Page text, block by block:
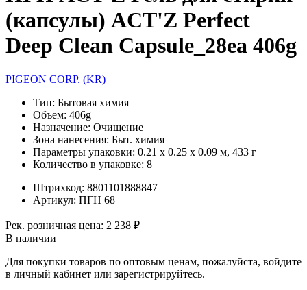
(капсулы) ACT'Z Perfect
Deep Clean Capsule_28ea 406g
PIGEON CORP. (KR)
Тип: Бытовая химия
Объем: 406g
Назначение: Очищение
Зона нанесения: Быт. химия
Параметры упаковки: 0.21 x 0.25 x 0.09 м, 433 г
Количество в упаковке: 8
Штрихкод: 8801101888847
Артикул: ПГН 68
Рек. розничная цена: 2 238 ₽
В наличии
Для покупки товаров по оптовым ценам, пожалуйста, войдите
в личный кабинет или зарегистрируйтесь.